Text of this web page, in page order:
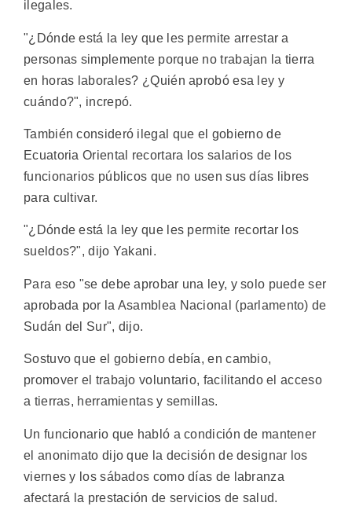
ilegales.
"¿Dónde está la ley que les permite arrestar a
personas simplemente porque no trabajan la tierra
en horas laborales? ¿Quién aprobó esa ley y
cuándo?", increpó.
También consideró ilegal que el gobierno de
Ecuatoria Oriental recortara los salarios de los
funcionarios públicos que no usen sus días libres
para cultivar.
"¿Dónde está la ley que les permite recortar los
sueldos?", dijo Yakani.
Para eso "se debe aprobar una ley, y solo puede ser
aprobada por la Asamblea Nacional (parlamento) de
Sudán del Sur", dijo.
Sostuvo que el gobierno debía, en cambio,
promover el trabajo voluntario, facilitando el acceso
a tierras, herramientas y semillas.
Un funcionario que habló a condición de mantener
el anonimato dijo que la decisión de designar los
viernes y los sábados como días de labranza
afectará la prestación de servicios de salud.